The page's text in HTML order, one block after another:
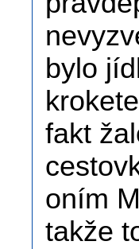
bylo
fakt
oním
takže